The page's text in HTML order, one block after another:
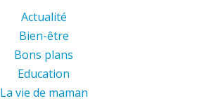
Actualité
Bien-être
Bons plans
Education
La vie de maman